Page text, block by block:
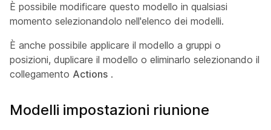
È possibile modificare questo modello in qualsiasi
momento selezionandolo nell'elenco dei modelli.
È anche possibile applicare il modello a gruppi o
posizioni, duplicare il modello o eliminarlo selezionando il
collegamento Actions .
Modelli impostazioni riunione